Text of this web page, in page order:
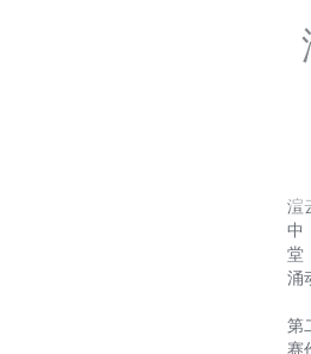
渲
中
堂
涌
第
赛